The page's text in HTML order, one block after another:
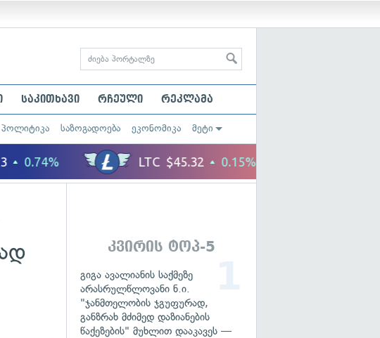
საკითხავი რჩეული რეკლამა
პოლიტიკა საზოგადოება ეკონომიკა მეტი
კვირის ტოპ-5
გიგა ავალიანის საქმეზე
არასრულწლოვანი ნ.ი.
"ჯანმთელობის ჯგუფურად,
განზრახ მძიმედ დაზიანების
წაქეზების" მუხლით დააკავეს —